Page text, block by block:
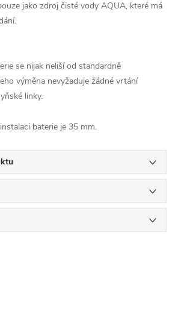
jako zdroj čisté vody AQUA, které má
se nijak neliší od standardně
výměna nevyžaduje žádné vrtání
linky.
baterie je 35 mm.